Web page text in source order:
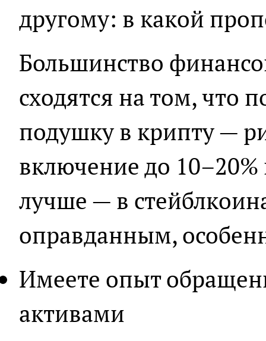
другому: в какой
Большинство
сходятся на том, что
подушку в крипту —
включение до
лучше — в
оправданным,
Имеете опыт
активами